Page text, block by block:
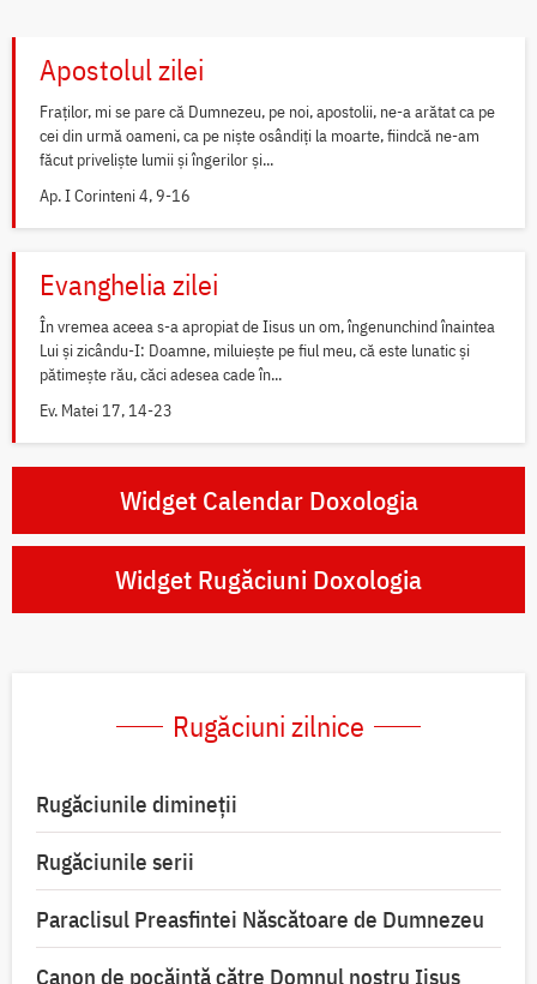
Apostolul zilei
Fraților, mi se pare că Dumnezeu, pe noi, apostolii, ne-a arătat ca pe
cei din urmă oameni, ca pe niște osândiți la moarte, fiindcă ne-am
făcut priveliște lumii și îngerilor și...
Ap. I Corinteni 4, 9-16
Evanghelia zilei
În vremea aceea s-a apropiat de Iisus un om, îngenunchind înaintea
Lui și zicându-I: Doamne, miluiește pe fiul meu, că este lunatic și
pătimește rău, căci adesea cade în...
Ev. Matei 17, 14-23
Widget Calendar Doxologia
Widget Rugăciuni Doxologia
Rugăciuni zilnice
Rugăciunile dimineții
Rugăciunile serii
Paraclisul Preasfintei Născătoare de Dumnezeu
Canon de pocăință către Domnul nostru Iisus